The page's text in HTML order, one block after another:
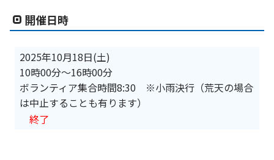
開催日時
2025年10月18日(土)
10時00分〜16時00分
ボランティア集合時間8:30 ※小雨決行（荒天の場合
は中止することも有ります）
終了